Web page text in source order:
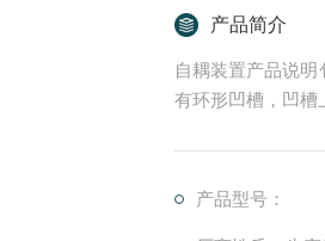
产品简介
自耦装置产品说
有环形凹槽，凹槽
产品型号：